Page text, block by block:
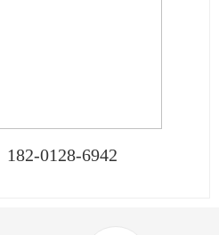
182-0128-6942